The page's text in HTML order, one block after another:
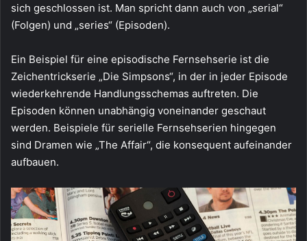
sich geschlossen ist. Man spricht dann auch von „serial“
(Folgen) und „series“ (Episoden).
Ein Beispiel für eine episodische Fernsehserie ist die
Zeichentrickserie „Die Simpsons“, in der in jeder Episode
wiederkehrende Handlungsschemas auftreten. Die
Episoden können unabhängig voneinander geschaut
werden. Beispiele für serielle Fernsehserien hingegen
sind Dramen wie „The Affair“, die konsequent aufeinander
aufbauen.